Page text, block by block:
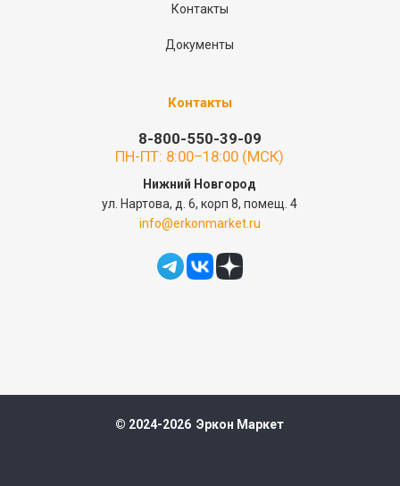
Контакты
Документы
Контакты
8-800-550-39-09
ПН-ПТ: 8:00–18:00 (МСК)
Нижний Новгород
ул. Нартова, д. 6, корп 8, помещ. 4
info@erkonmarket.ru
© 2024-2026 Эркон Маркет